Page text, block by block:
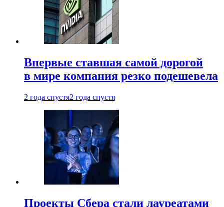
Впервые ставшая самой дорогой
в мире компания резко подешевела
2 года спустя2 года спустя
Проекты Сбера стали лауреатами